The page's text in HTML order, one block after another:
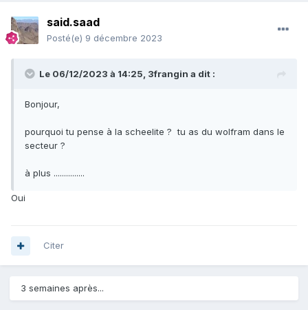
said.saad
Posté(e) 9 décembre 2023
Le 06/12/2023 à 14:25, 3frangin a dit :
Bonjour,
pourquoi tu pense à la scheelite ? tu as du wolfram dans le
secteur ?
à plus ...............
Oui
Citer
3 semaines après...